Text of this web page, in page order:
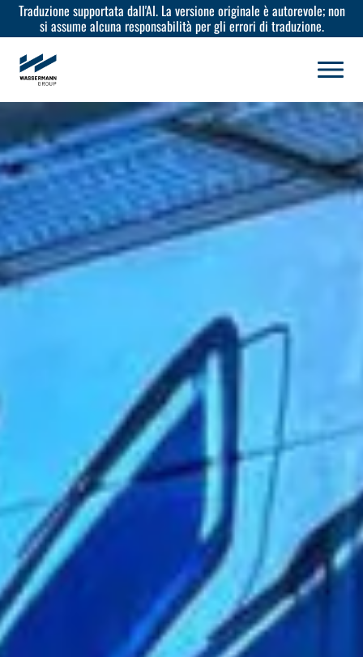
Traduzione supportata dall'AI. La versione originale è autorevole; non
si assume alcuna responsabilità per gli errori di traduzione.